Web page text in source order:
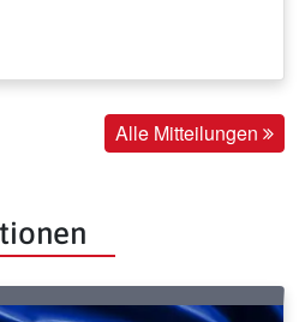
Alle Mitteilungen